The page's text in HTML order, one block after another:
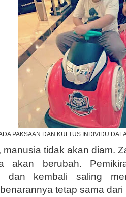
PAKSAAN DAN KULTUS INDIVIDU
manusia tidak akan diam.
akan berubah.
dan kembali saling
tetap sama dari